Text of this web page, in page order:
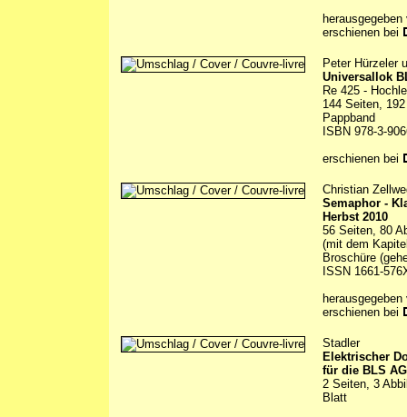
erschienen bei
Peter Hürzeler
Universallok
Re 425 -
144 Seiten,
Pappband
ISBN 978-3-
erschienen bei
Christian
Semaphor -
Herbst 2010
56 Seiten, 80
(mit dem
Broschüre
ISSN 1661-
erschienen bei
Stadler
Elektrischer
für die BLS
2 Seiten, 3
Blatt